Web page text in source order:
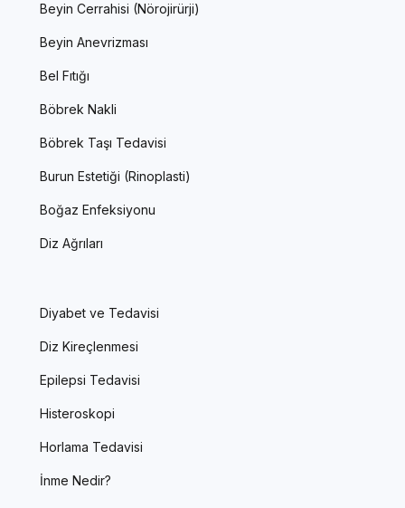
Beyin Cerrahisi (Nörojirürji)
Beyin Anevrizması
Bel Fıtığı
Böbrek Nakli
Böbrek Taşı Tedavisi
Burun Estetiği (Rinoplasti)
Boğaz Enfeksiyonu
Diz Ağrıları
Diyabet ve Tedavisi
Diz Kireçlenmesi
Epilepsi Tedavisi
Histeroskopi
Horlama Tedavisi
İnme Nedir?